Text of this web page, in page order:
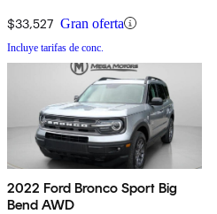
$33,527 Gran oferta
Incluye tarifas de conc.
2022 Ford Bronco Sport Big
Bend AWD